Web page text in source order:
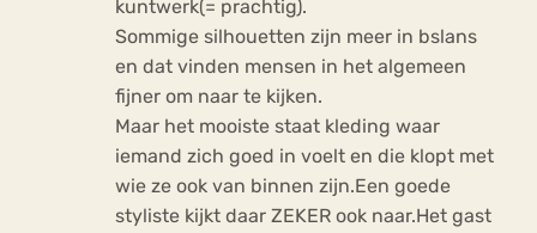
kuntwerk(= prachtig).
Sommige silhouetten zijn meer in bslans
en dat vinden mensen in het algemeen
fijner om naar te kijken.
Maar het mooiste staat kleding waar
iemand zich goed in voelt en die klopt met
wie ze ook van binnen zijn.Een goede
styliste kijkt daar ZEKER ook naar.Het gast